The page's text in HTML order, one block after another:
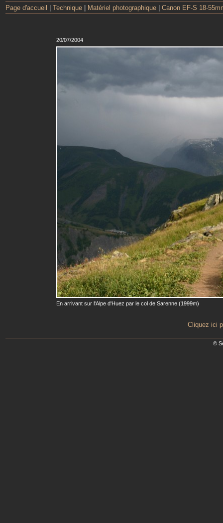
Page d'accueil Technique Matériel photographique Canon EF-S 18-
20/07/2004
En arrivant sur l'Alpe d'Huez par le col de Sarenne (1999m)
Cliquez ici
©